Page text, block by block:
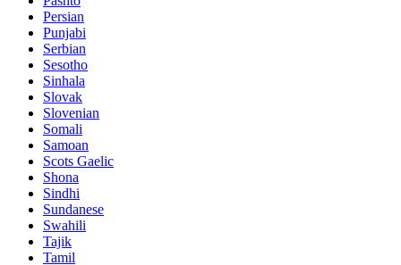
Persian
Punjabi
Serbian
Sesotho
Sinhala
Slovak
Slovenian
Somali
Samoan
Scots Gaelic
Shona
Sindhi
Sundanese
Swahili
Tajik
Tamil